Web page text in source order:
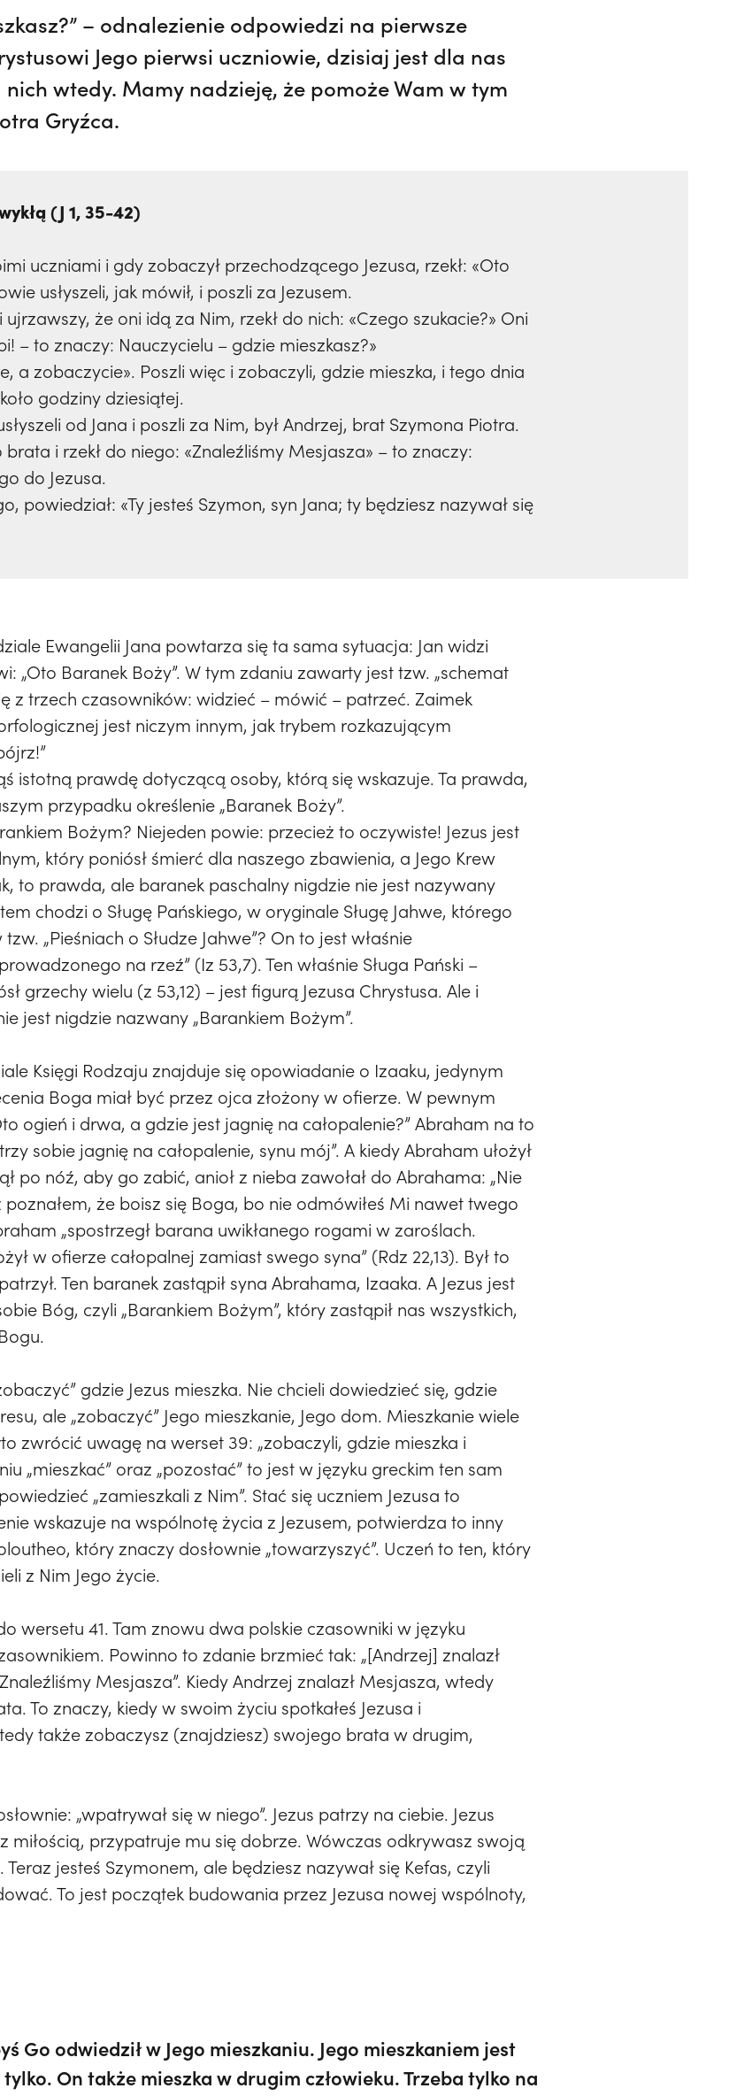
– odnalezienie odpowiedzi na pierwsze
Jego pierwsi uczniowie, dzisiaj jest dla nas
wtedy. Mamy nadzieję, że pomoże Wam w tym
Gryźca.
(J 1, 35-42)
uczniami i gdy zobaczył przechodzącego Jezusa, rzekł: «Oto
usłyszeli, jak mówił, i poszli za Jezusem.
że oni idą za Nim, rzekł do nich: «Czego szukacie?» Oni
– to znaczy: Nauczycielu – gdzie mieszkasz?»
a zobaczycie». Poszli więc i zobaczyli, gdzie mieszka, i tego dnia
godziny dziesiątej.
od Jana i poszli za Nim, był Andrzej, brat Szymona Piotra.
i rzekł do niego: «Znaleźliśmy Mesjasza» – to znaczy:
do Jezusa.
powiedział: «Ty jesteś Szymon, syn Jana; ty będziesz nazywał się
Ewangelii Jana powtarza się ta sama sytuacja: Jan widzi
„Oto Baranek Boży”. W tym zdaniu zawarty jest tzw. „schemat
z trzech czasowników: widzieć – mówić – patrzeć. Zaimek
jest niczym innym, jak trybem rozkazującym
istotną prawdę dotyczącą osoby, którą się wskazuje. Ta prawda,
przypadku określenie „Baranek Boży”.
Bożym? Niejeden powie: przecież to oczywiste! Jezus jest
który poniósł śmierć dla naszego zbawienia, a Jego Krew
to prawda, ale baranek paschalny nigdzie nie jest nazywany
chodzi o Sługę Pańskiego, w oryginale Sługę Jahwe, którego
„Pieśniach o Słudze Jahwe”? On to jest właśnie
na rzeź” (Iz 53,7). Ten właśnie Sługa Pański –
grzechy wielu (z 53,12) – jest figurą Jezusa Chrystusa. Ale i
jest nigdzie nazwany „Barankiem Bożym”.
Księgi Rodzaju znajduje się opowiadanie o Izaaku, jedynym
Boga miał być przez ojca złożony w ofierze. W pewnym
ogień i drwa, a gdzie jest jagnię na całopalenie?” Abraham na to
sobie jagnię na całopalenie, synu mój”. A kiedy Abraham ułożył
po nóź, aby go zabić, anioł z nieba zawołał do Abrahama: „Nie
poznałem, że boisz się Boga, bo nie odmówiłeś Mi nawet twego
„spostrzegł barana uwikłanego rogami w zaroślach.
w ofierze całopalnej zamiast swego syna” (Rdz 22,13). Był to
Ten baranek zastąpił syna Abrahama, Izaaka. A Jezus jest
Bóg, czyli „Barankiem Bożym”, który zastąpił nas wszystkich,
gdzie Jezus mieszka. Nie chcieli dowiedzieć się, gdzie
ale „zobaczyć” Jego mieszkanie, Jego dom. Mieszkanie wiele
zwrócić uwagę na werset 39: „zobaczyli, gdzie mieszka i
„mieszkać” oraz „pozostać” to jest w języku greckim ten sam
„zamieszkali z Nim”. Stać się uczniem Jezusa to
wskazuje na wspólnotę życia z Jezusem, potwierdza to inny
który znaczy dosłownie „towarzyszyć”. Uczeń to ten, który
z Nim Jego życie.
wersetu 41. Tam znowu dwa polskie czasowniki w języku
Powinno to zdanie brzmieć tak: „[Andrzej] znalazł
Mesjasza”. Kiedy Andrzej znalazł Mesjasza, wtedy
To znaczy, kiedy w swoim życiu spotkałeś Jezusa i
także zobaczysz (znajdziesz) swojego brata w drugim,
„wpatrywał się w niego”. Jezus patrzy na ciebie. Jezus
miłością, przypatruje mu się dobrze. Wówczas odkrywasz swoją
jesteś Szymonem, ale będziesz nazywał się Kefas, czyli
To jest początek budowania przez Jezusa nowej wspólnoty,
Go odwiedził w Jego mieszkaniu. Jego mieszkaniem jest
On także mieszka w drugim człowieku. Trzeba tylko na